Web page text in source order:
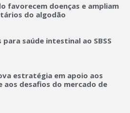
favorecem doenças e ampliam
do algodão
para saúde intestinal ao SBSS
estratégia em apoio aos
desafios do mercado de